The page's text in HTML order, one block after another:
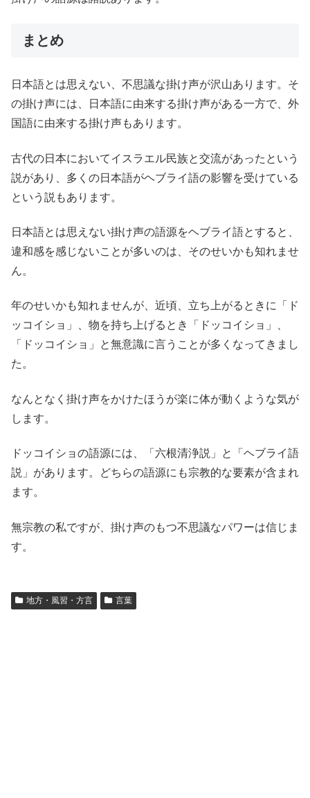
まとめ
日本語とは思えない、不思議な掛け声が沢山あります。そ
の掛け声には、日本語に由来する掛け声がある一方で、外
国語に由来する掛け声もあります。
古代の日本においてイスラエル民族と交流があったという
説があり、多くの日本語がヘブライ語の影響を受けている
という説もあります。
日本語とは思えない掛け声の語源をヘブライ語とすると、
違和感を感じないことが多いのは、そのせいかも知れませ
ん。
年のせいかも知れませんが、近頃、立ち上がるときに「ド
ッコイショ」、物を持ち上げるとき「ドッコイショ」、
「ドッコイショ」と無意識に言うことが多くなってきまし
た。
なんとなく掛け声をかけたほうが楽に体が動くような気が
します。
ドッコイショの語源には、「六根清浄説」と「ヘブライ語
説」があります。どちらの語源にも宗教的な要素が含まれ
ます。
無宗教の私ですが、掛け声のもつ不思議なパワーは信じま
す。
地方・風習・方言 言葉